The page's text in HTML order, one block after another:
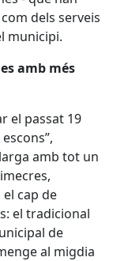
dels serveis
municipi.
amb més
el passat 19
amb tot un
cap de
el tradicional
de
al migdia